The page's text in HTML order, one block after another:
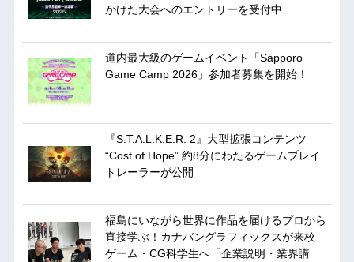
かけた大会へのエントリーを受付中
道内最大級のゲームイベント「Sapporo
Game Camp 2026」参加者募集を開始！
『S.T.A.L.K.E.R. 2』大型拡張コンテンツ
“Cost of Hope” 約8分にわたるゲームプレイ
トレーラーが公開
福島にいながら世界に作品を届けるプロから
直接学ぶ！カナバングラフィックスが来校
ゲーム・CG科学生へ「企業説明・業界講